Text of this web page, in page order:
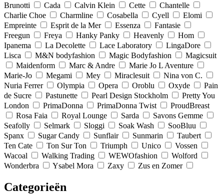
Brunotti
Cada Calvin Klein Cette
Chantelle
Charlie Choe
Charmline Cosabella Cyell
Elomi
Empreinte
Esprit de la Mer Essenza
Fantasie
Freegun
Freya Hanky Panky Heavenly
Hom
Ipanema
La Decolette Lace Laboratory
LingaDore
Lisca
M&N bodyfashion Magic Bodyfashion
Magicsuit
Maidenform
Marc & Andre
Marie Jo L Aventure
Marie-Jo
Megami Mey Miraclesuit
Nina von C.
Nuria Ferrer
Olympia Opera Oroblu Oxyde
Pain
de Sucre
Pastunette Pearl Design Stockholm
Pretty You
London
PrimaDonna PrimaDonna Twist
ProudBreast
Rosa Faia
Royal Lounge Sarda
Savons Gemme
Seafolly
Selmark Sloggi Soak Wash
SooBluu
Spanx
Sugar Candy Sunflair Sunmarin
Taubert
Ten Cate
Ton Sur Ton Triumph Unico
Vossen
Wacoal
Walking Trading WEWOfashion
Wolford
Wonderbra
Ysabel Mora Zaxy Zus en Zomer
Categorieën